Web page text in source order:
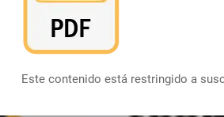
Este contenido está restringido a